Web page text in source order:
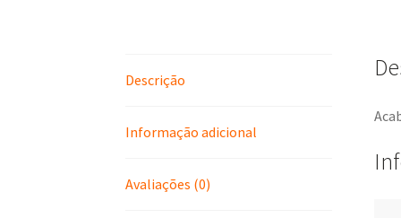
Descrição
Informação adicional
Avaliações (0)